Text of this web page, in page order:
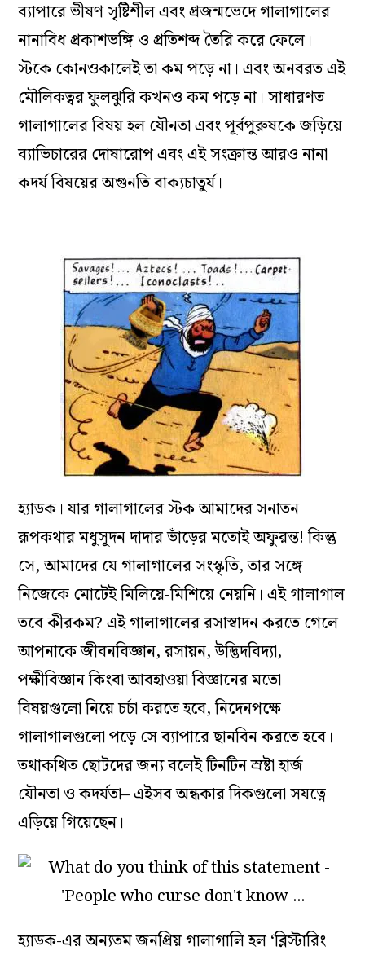
ব্যাপারে ভীষণ সৃষ্টিশীল এবং প্রজন্মভেদে গালাগালের
নানাবিধ প্রকাশভঙ্গি ও প্রতিশব্দ তৈরি করে ফেলে।
স্টকে কোনওকালেই তা কম পড়ে না। এবং অনবরত এই
মৌলিকত্বর ফুলঝুরি কখনও কম পড়ে না। সাধারণত
গালাগালের বিষয় হল যৌনতা এবং পূর্বপুরুষকে জড়িয়ে
ব্যাভিচারের দোষারোপ এবং এই সংক্রান্ত আরও নানা
কদর্য বিষয়ের অগুনতি বাক্যচাতুর্য।
হ্যাডক। যার গালাগালের স্টক আমাদের সনাতন
রূপকথার মধুসূদন দাদার ভাঁড়ের মতোই অফুরন্ত! কিন্তু
সে, আমাদের যে গালাগালের সংস্কৃতি, তার সঙ্গে
নিজেকে মোটেই মিলিয়ে-মিশিয়ে নেয়নি। এই গালাগাল
তবে কীরকম? এই গালাগালের রসাস্বাদন করতে গেলে
আপনাকে জীবনবিজ্ঞান, রসায়ন, উদ্ভিদবিদ্যা,
পক্ষীবিজ্ঞান কিংবা আবহাওয়া বিজ্ঞানের মতো
বিষয়গুলো নিয়ে চর্চা করতে হবে, নিদেনপক্ষে
গালাগালগুলো পড়ে সে ব্যাপারে ছানবিন করতে হবে।
তথাকথিত ছোটদের জন্য বলেই টিনটিন স্রষ্টা হার্জ
যৌনতা ও কদর্যতা– এইসব অন্ধকার দিকগুলো সযত্নে
এড়িয়ে গিয়েছেন।
হ্যাডক-এর অন্যতম জনপ্রিয় গালাগালি হল ‘ব্লিস্টারিং